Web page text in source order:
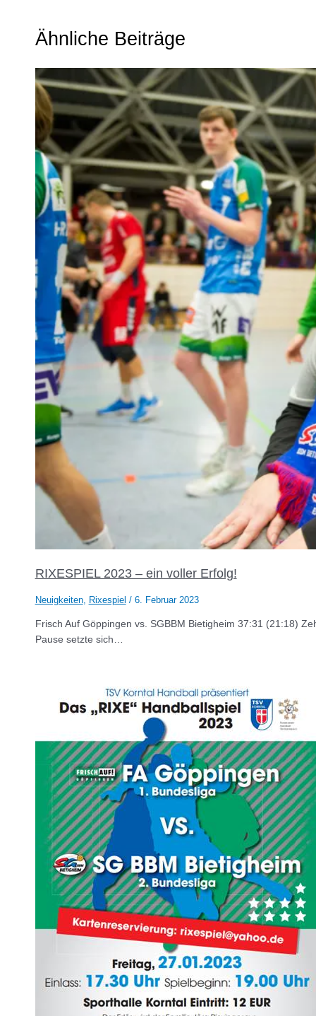
Ähnliche Beiträge
RIXESPIEL 2023 – ein voller Erfolg!
Neuigkeiten, Rixespiel / 6. Februar 2023
Frisch Auf Göppingen vs. SGBBM Bietigheim 37:31 (21:18)
Pause setzte sich…